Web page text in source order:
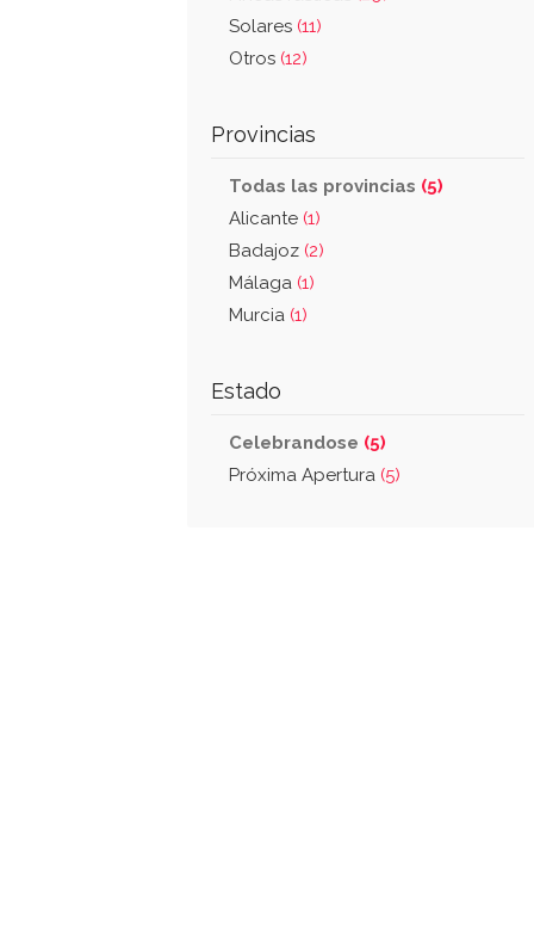
Solares (11)
Otros (12)
Provincias
Todas las provincias (5)
Alicante (1)
Badajoz (2)
Málaga (1)
Murcia (1)
Estado
Celebrandose (5)
Próxima Apertura (5)